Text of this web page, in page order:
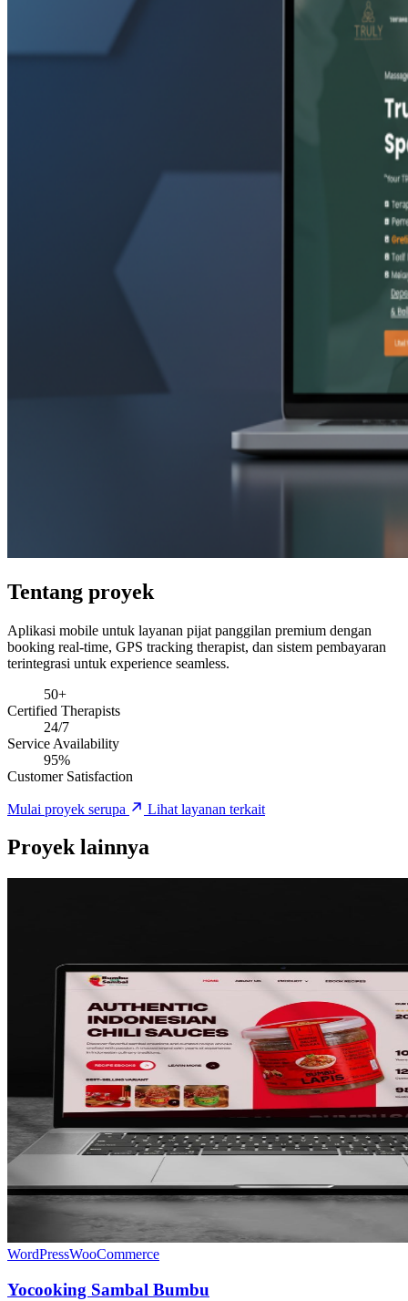
Tentang proyek
Aplikasi mobile untuk layanan pijat panggilan premium dengan
booking real-time, GPS tracking therapist, dan sistem pembayaran
terintegrasi untuk experience seamless.
50+
Certified Therapists
24/7
Service Availability
95%
Customer Satisfaction
Mulai proyek serupa Lihat layanan terkait
Proyek lainnya
WordPressWooCommerce
Yocooking Sambal Bumbu